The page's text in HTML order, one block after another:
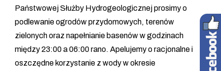
Państwowej Służby Hydrogeologicznej prosimy o
podlewanie ogrodów przydomowych, terenów
zielonych oraz napełnianie basenów w godzinach
między 23:00 a 06:00 rano. Apelujemy o racjonalne i
oszczędne korzystanie z wody w okresie